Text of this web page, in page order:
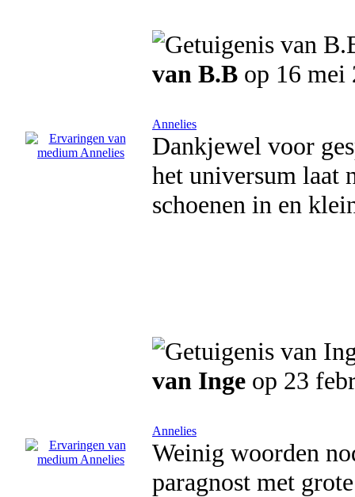
van B.B op 16 mei
Annelies
Dankjewel voor
het universum laat
schoenen in en
van Inge op 23
Annelies
Weinig woorden
paragnost met